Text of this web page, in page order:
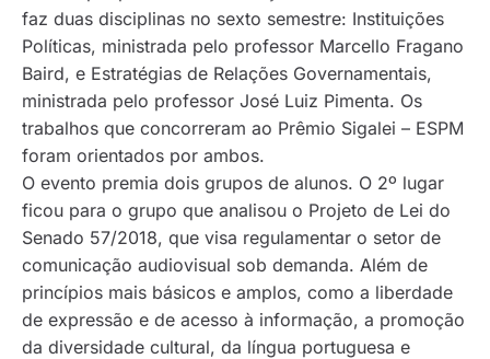
faz duas disciplinas no sexto semestre: Instituições
Políticas, ministrada pelo professor Marcello Fragano
Baird, e Estratégias de Relações Governamentais,
ministrada pelo professor José Luiz Pimenta. Os
trabalhos que concorreram ao Prêmio Sigalei – ESPM
foram orientados por ambos.
O evento premia dois grupos de alunos. O 2º lugar
ficou para o grupo que analisou o Projeto de Lei do
Senado 57/2018, que visa regulamentar o setor de
comunicação audiovisual sob demanda. Além de
princípios mais básicos e amplos, como a liberdade
de expressão e de acesso à informação, a promoção
da diversidade cultural, da língua portuguesa e